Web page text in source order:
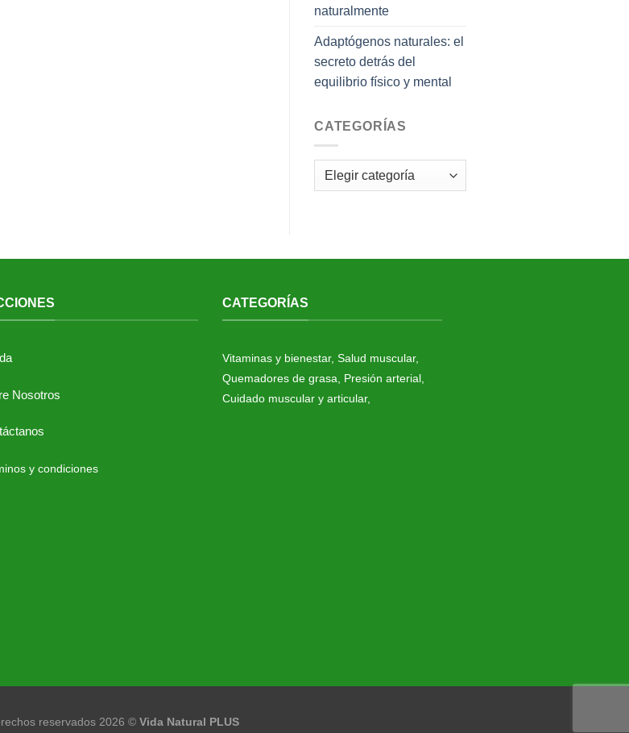
naturalmente
Adaptógenos naturales: el
secreto detrás del
equilibrio físico y mental
CATEGORÍAS
Categorías
Nosotros
y condiciones
CATEGORÍAS
Vitaminas y bienestar, Salud muscular,
Quemadores de grasa
Presión arterial,
Cuidado muscular y articular,
reservados 2026 © Vida Natural PLUS